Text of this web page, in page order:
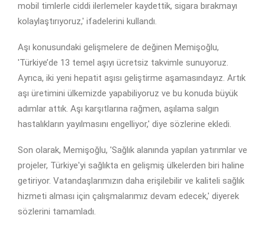
mobil timlerle ciddi ilerlemeler kaydettik, sigara bırakmayı
kolaylaştırıyoruz,' ifadelerini kullandı.
Aşı konusundaki gelişmelere de değinen Memişoğlu,
'Türkiye’de 13 temel aşıyı ücretsiz takvimle sunuyoruz.
Ayrıca, iki yeni hepatit aşısı geliştirme aşamasındayız. Artık
aşı üretimini ülkemizde yapabiliyoruz ve bu konuda büyük
adımlar attık. Aşı karşıtlarına rağmen, aşılama salgın
hastalıkların yayılmasını engelliyor,' diye sözlerine ekledi.
Son olarak, Memişoğlu, 'Sağlık alanında yapılan yatırımlar ve
projeler, Türkiye'yi sağlıkta en gelişmiş ülkelerden biri haline
getiriyor. Vatandaşlarımızın daha erişilebilir ve kaliteli sağlık
hizmeti alması için çalışmalarımız devam edecek,' diyerek
sözlerini tamamladı.